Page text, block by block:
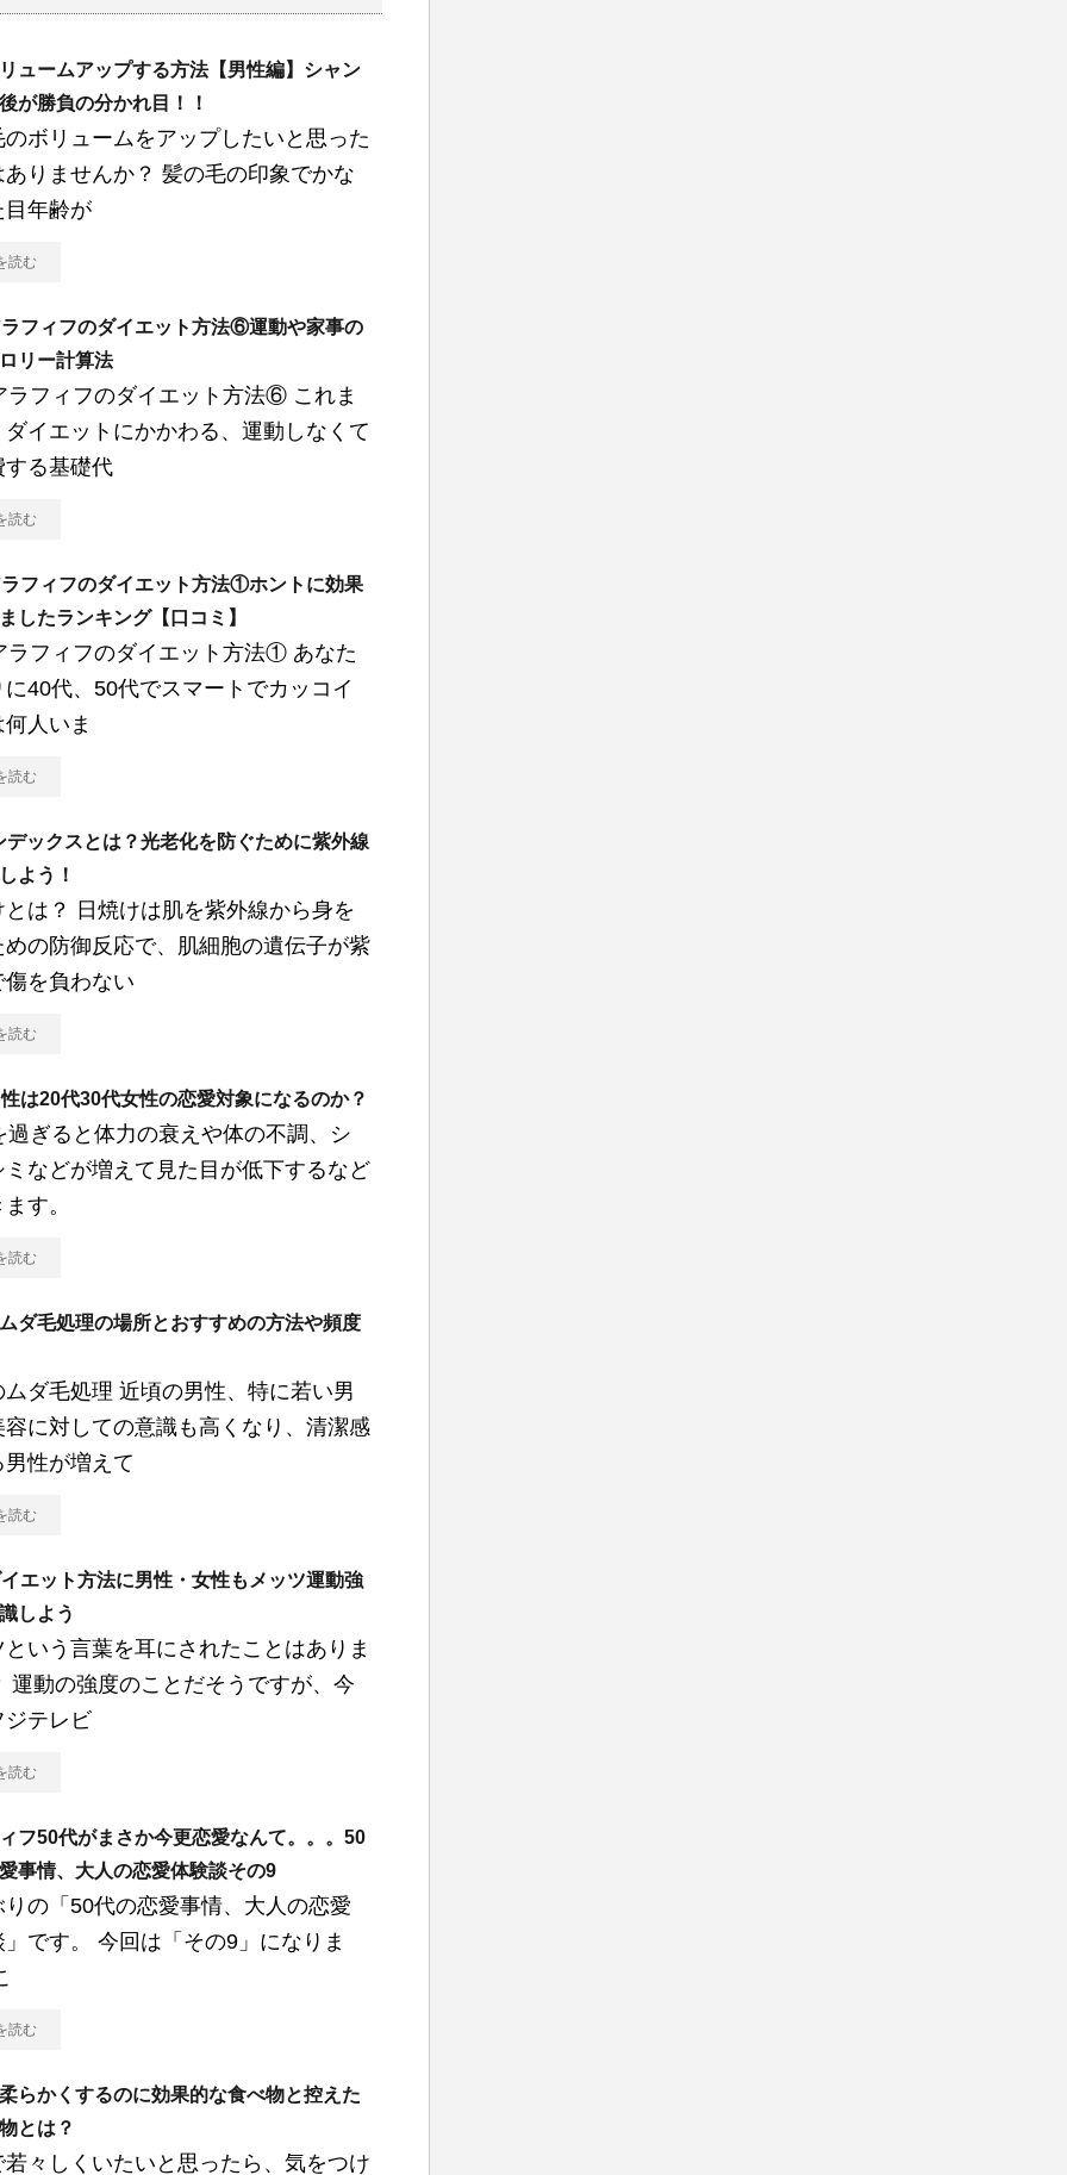
ュームアップする方法【男性編】シャン
が勝負の分かれ目！！
のボリュームをアップしたいと思った
ありませんか？ 髪の毛の印象でかな
目年齢が
読む
フィフのダイエット方法⑥運動や家事の
リー計算法
ラフィフのダイエット方法⑥ これま
ダイエットにかかわる、運動しなくて
する基礎代
読む
フィフのダイエット方法①ホントに効果
したランキング【口コミ】
ラフィフのダイエット方法① あなた
に40代、50代でスマートでカッコイ
人いま
読む
デックスとは？光老化を防ぐために紫外線
よう！
とは？ 日焼けは肌を紫外線から身を
めの防御反応で、肌細胞の遺伝子が紫
傷を負わない
読む
は20代30代女性の恋愛対象になるのか？
過ぎると体力の衰えや体の不調、シ
ミなどが増えて見た目が低下するなど
す。
読む
ダ毛処理の場所とおすすめの方法や頻度
ムダ毛処理 近頃の男性、特に若い男
容に対しての意識も高くなり、清潔感
男性が増えて
読む
エット方法に男性・女性もメッツ運動強
しよう
という言葉を耳にされたことはありま
運動の強度のことだそうですが、今
ジテレビ
読む
フ50代がまさか今更恋愛なんて。。。50
事情、大人の恋愛体験談その9
りの「50代の恋愛事情、大人の恋愛
」です。 今回は「その9」になりま
読む
らかくするのに効果的な食べ物と控えた
とは？
若々しくいたいと思ったら、気をつけ